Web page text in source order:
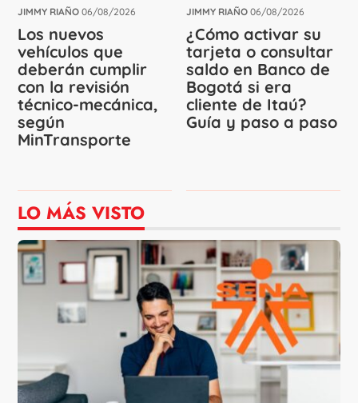
JIMMY RIAÑO 06/08/2026
Los nuevos
vehículos que
deberán cumplir
con la revisión
técnico-mecánica,
según
MinTransporte
JIMMY RIAÑO 06/08/2026
¿Cómo activar su
tarjeta o consultar
saldo en Banco de
Bogotá si era
cliente de Itaú?
Guía y paso a paso
LO MÁS VISTO